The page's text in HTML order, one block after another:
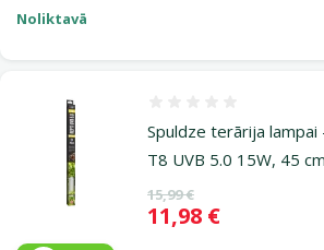
Noliktavā
Spuldze terārija
T8 UVB 5.0 15W, 45 cm
Oriģinālā cena
15,99 €
Cena
11,98 €